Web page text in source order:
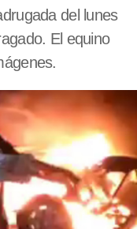
del lunes
El equino